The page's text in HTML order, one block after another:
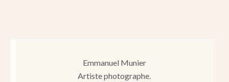
Emmanuel Munier
Artiste photographe.